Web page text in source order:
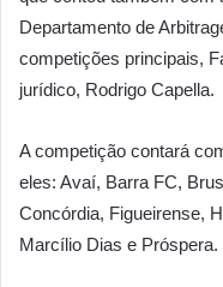
Departamento de
competições principais,
jurídico, Rodrigo Capella.
A competição contará
eles: Avaí, Barra FC,
Concórdia, Figueirense,
Marcílio Dias e Próspera.